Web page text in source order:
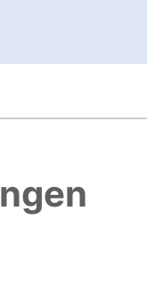
neues Fenster